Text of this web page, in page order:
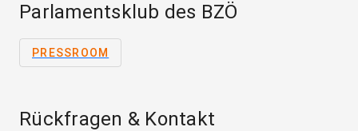
Parlamentsklub des BZÖ
PRESSROOM
Rückfragen & Kontakt